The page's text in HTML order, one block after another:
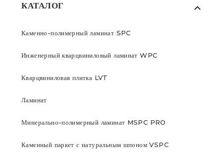
КАТАЛОГ
Каменно-полимерный ламинат SPC
Инженерный кварцвиниловый ламинат WPC
Кварцвиниловая плитка LVT
Ламинат
Минерально-полимерный ламинат MSPC PRO
Каменный паркет с натуральным шпоном VSPC